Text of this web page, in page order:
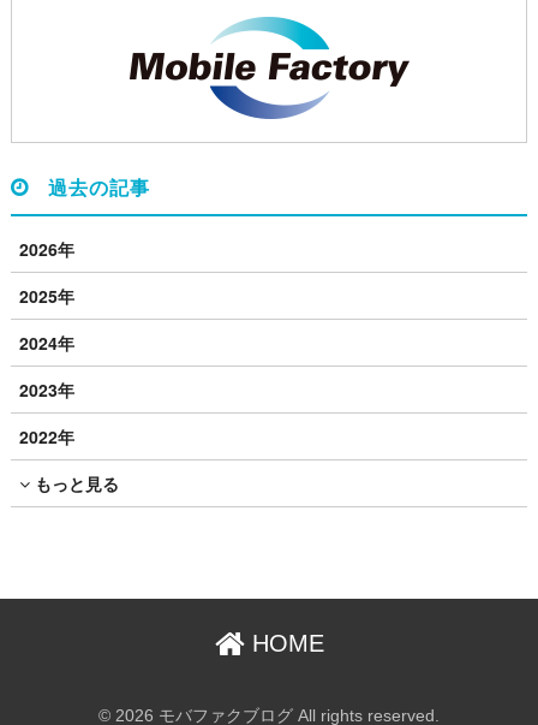
過去の記事
2026年
2025年
2024年
2023年
2022年
もっと見る
HOME
© 2026 モバファクブログ All rights reserved.